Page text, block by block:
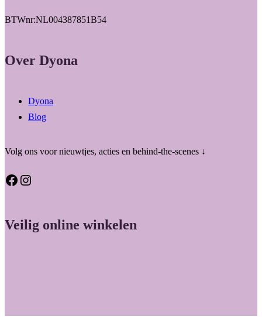
BTWnr:NL004387851B54
Over Dyona
Dyona
Blog
Volg ons voor nieuwtjes, acties en behind-the-scenes ↓
Facebook Instagram
Veilig online winkelen